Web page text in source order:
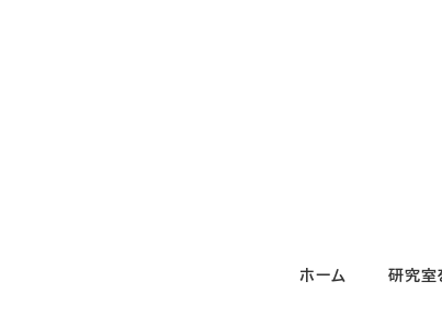
ホーム 研究室